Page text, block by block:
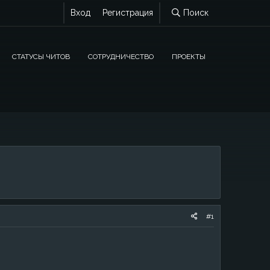
Вход Регистрация Поиск
СТАТУСЫ ЧИТОВ СОТРУДНИЧЕСТВО ПРОЕКТЫ
#1